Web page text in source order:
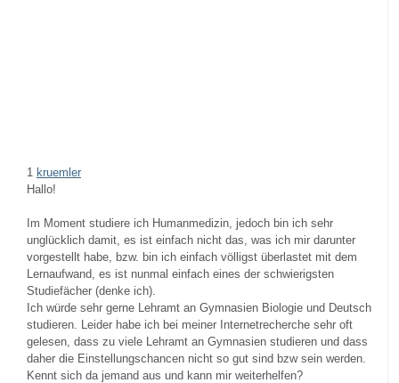
1 kruemler
Hallo!
Im Moment studiere ich Humanmedizin, jedoch bin ich sehr
unglücklich damit, es ist einfach nicht das, was ich mir darunter
vorgestellt habe, bzw. bin ich einfach völligst überlastet mit dem
Lernaufwand, es ist nunmal einfach eines der schwierigsten
Studiefächer (denke ich).
Ich würde sehr gerne Lehramt an Gymnasien Biologie und Deutsch
studieren. Leider habe ich bei meiner Internetrecherche sehr oft
gelesen, dass zu viele Lehramt an Gymnasien studieren und dass
daher die Einstellungschancen nicht so gut sind bzw sein werden.
Kennt sich da jemand aus und kann mir weiterhelfen?